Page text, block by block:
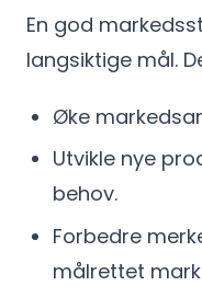
En god
langsiktige mål.
Øke
Utvikle nye
behov.
Forbedre
målrettet